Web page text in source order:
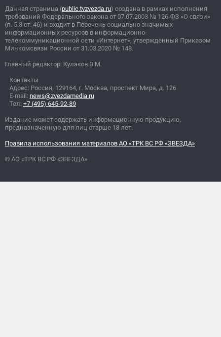
Данная страница (public.tvzvezda.ru) создана в рамках исполнения
требований Федерального закона от 07.07.2003 № 126-ФЗ «О связи»
(п. 5.3 ст. 46) и входит в Перечень социально значимых
информационных ресурсов в информационно-
телекоммуникационной сети «Интернет», утвержденный Приказом
Минкомсвязи России от 31.03.2020 № 148.
Главный редактор: Кулаков В.М.
Контакты
Адрес: Россия, 129164, г. Москва, проспект Мира, д. 126
E-mail: news@zvezdamedia.ru
Тел: +7 (495) 645-92-89
Издание может содержать информационную продукцию,
предназначенную для лиц старше 18 лет.
Правила использования материалов АО «ТРК ВС РФ «ЗВЕЗДА»
© АО «ТРК ВС РФ «ЗВЕЗДА»